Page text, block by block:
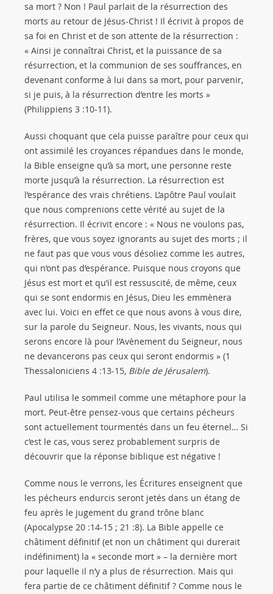
sa mort ? Non ! Paul parlait de la résurrection des
morts au retour de Jésus-Christ ! Il écrivit à propos de
sa foi en Christ et de son attente de la résurrection :
« Ainsi je connaîtrai Christ, et la puissance de sa
résurrection, et la communion de ses souffrances, en
devenant conforme à lui dans sa mort, pour parvenir,
si je puis, à la résurrection d’entre les morts »
(Philippiens 3 :10-11).
Aussi choquant que cela puisse paraître pour ceux qui
ont assimilé les croyances répandues dans le monde,
la Bible enseigne qu’à sa mort, une personne reste
morte jusqu’à la résurrection. La résurrection est
l’espérance des vrais chrétiens. L’apôtre Paul voulait
que nous comprenions cette vérité au sujet de la
résurrection. Il écrivit encore : « Nous ne voulons pas,
frères, que vous soyez ignorants au sujet des morts ; il
ne faut pas que vous vous désoliez comme les autres,
qui n’ont pas d’espérance. Puisque nous croyons que
Jésus est mort et qu’il est ressuscité, de même, ceux
qui se sont endormis en Jésus, Dieu les emmènera
avec lui. Voici en effet ce que nous avons à vous dire,
sur la parole du Seigneur. Nous, les vivants, nous qui
serons encore là pour l’Avènement du Seigneur, nous
ne devancerons pas ceux qui seront endormis » (1
Thessaloniciens 4 :13-15, Bible de Jérusalem).
Paul utilisa le sommeil comme une métaphore pour la
mort. Peut-être pensez-vous que certains pécheurs
sont actuellement tourmentés dans un feu éternel… Si
c’est le cas, vous serez probablement surpris de
découvrir que la réponse biblique est négative !
Comme nous le verrons, les Écritures enseignent que
les pécheurs endurcis seront jetés dans un étang de
feu après le jugement du grand trône blanc
(Apocalypse 20 :14-15 ; 21 :8). La Bible appelle ce
châtiment définitif (et non un châtiment qui durerait
indéfiniment) la « seconde mort » – la dernière mort
pour laquelle il n’y a plus de résurrection. Mais qui
fera partie de ce châtiment définitif ? Comme nous le